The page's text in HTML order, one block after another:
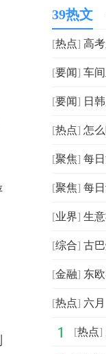
39热文
[热点] 高考之
[要闻] 车间里
[要闻] 日韩股市
[热点] 怎么晒
[聚焦] 每日消
[聚焦] 每日动
[业界] 生意
[综合] 古巴
[金融] 东欧
[热点] 六月，
[热点]